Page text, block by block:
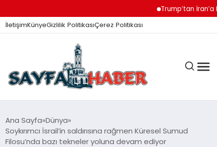
Trump’tan İran’a
İletişimKünyeGizlilik PolitikasıÇerez Politikası
ANA SAYFA
Ana Sayfa Dünya
Soykırımcı İsrail’in saldırısına rağmen Küresel Sumud
Filosu’nda bazı tekneler yoluna devam ediyor